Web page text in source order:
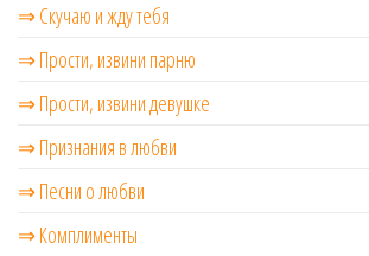
⇒ Скучаю и жду тебя
⇒ Прости, извини парню
⇒ Прости, извини девушке
⇒ Признания в любви
⇒ Песни о любви
⇒ Комплименты